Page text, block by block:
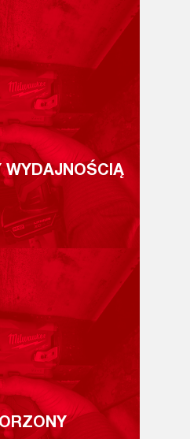
WYDAJNOŚCIĄ